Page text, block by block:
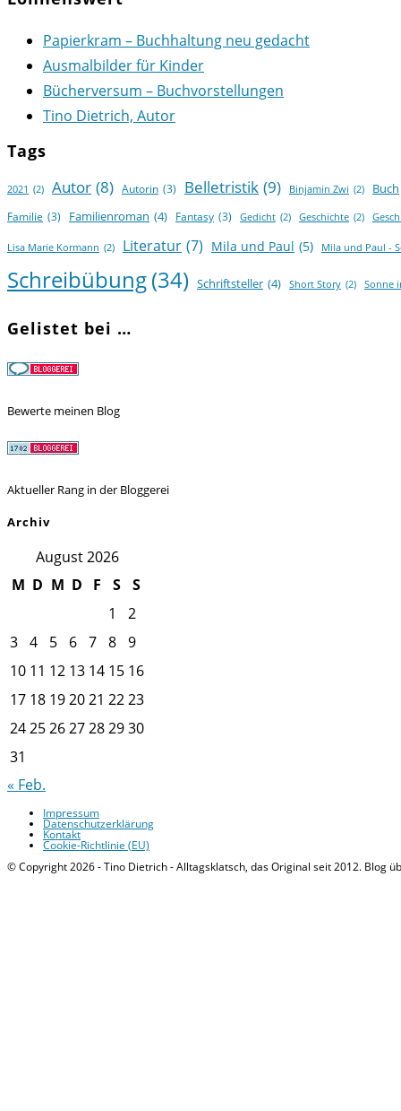
Papierkram – Buchhaltung neu gedacht
Ausmalbilder für Kinder
Bücherversum – Buchvorstellungen
Tino Dietrich, Autor
Tags
2021 (2) Autor (8) Autorin (3) Belletristik (9) Binjamin Zwi (2) Buch
Familie (3) Familienroman (4) Fantasy (3) Gedicht (2) Geschichte (2)
Lisa Marie Kormann (2) Literatur (7) Mila und Paul (5) Mila und Paul -
Schreibübung(34) Schriftsteller (4) Short Story (2) Sonne
Gelistet bei …
Bewerte meinen Blog
Aktueller Rang in der Bloggerei
Archiv
August 2026
M D M D F S
S
1
2
3 4 5 6 7 8 9
10 11 12 13 14 15 16
17 18 192021 2223
24252627282930
31
« Feb.
Impressum
Datenschutzerklärung
Kontakt
Cookie-Richtlinie (EU)
© Copyright 2026 - Tino Dietrich - Alltagsklatsch, das Original seit 2012. Blog